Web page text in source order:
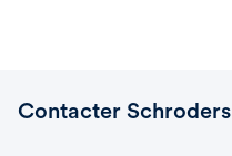
Contacter Schroders